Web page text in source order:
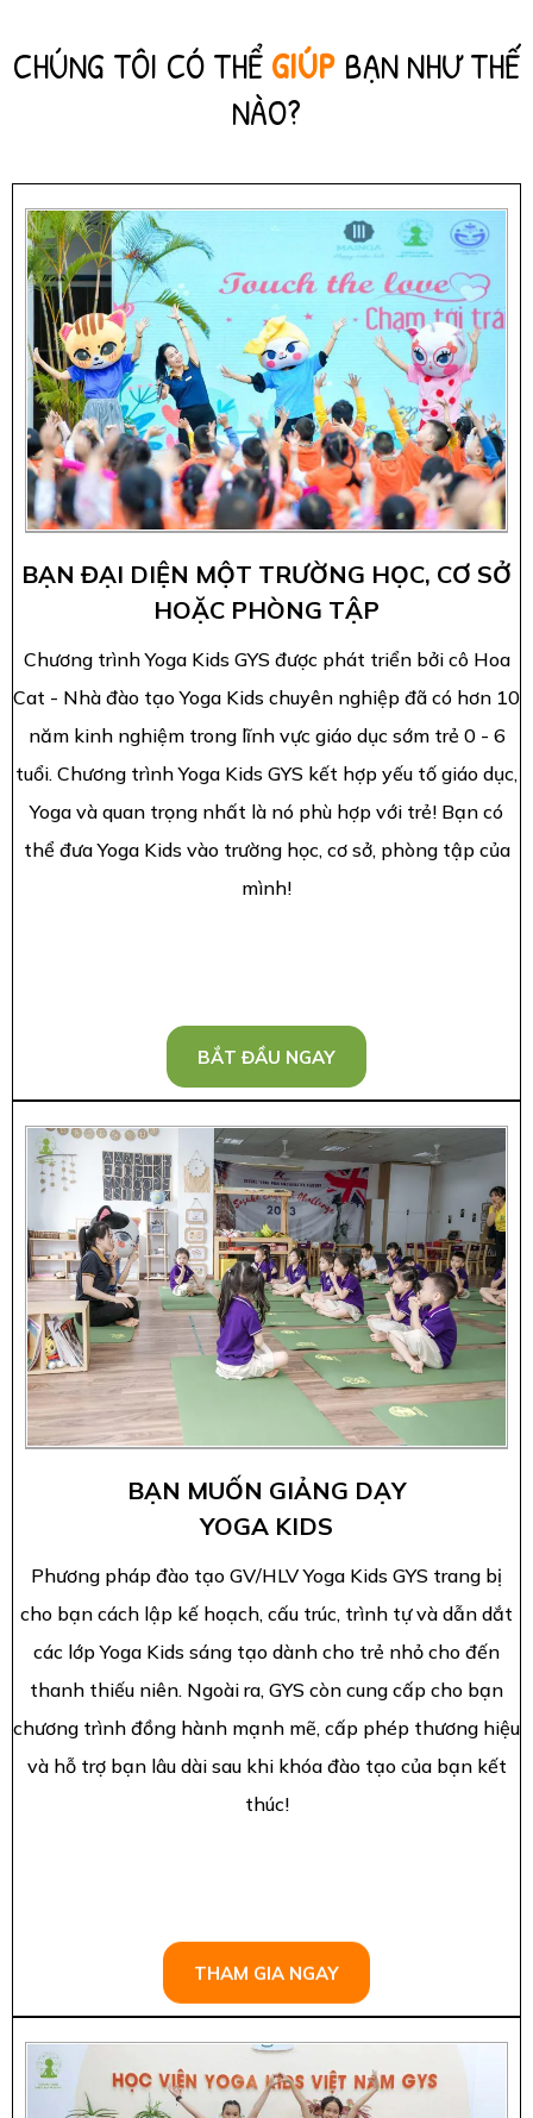
CHÚNG TÔI CÓ THỂ GIÚP BẠN NHƯ THẾ
NÀO?
BẠN ĐẠI DIỆN MỘT TRƯỜNG HỌC, CƠ SỞ
HOẶC PHÒNG TẬP
Chương trình Yoga Kids GYS được phát triển bởi cô Hoa
Cat - Nhà đào tạo Yoga Kids chuyên nghiệp đã có hơn 10
năm kinh nghiệm trong lĩnh vực giáo dục sớm trẻ 0 - 6
tuổi. Chương trình Yoga Kids GYS kết hợp yếu tố giáo dục,
Yoga và quan trọng nhất là nó phù hợp với trẻ! Bạn có
thể đưa Yoga Kids vào trường học, cơ sở, phòng tập của
mình!
BẮT ĐẦU NGAY
BẠN MUỐN GIẢNG DẠY
YOGA KIDS
Phương pháp đào tạo GV/HLV Yoga Kids GYS trang bị
cho bạn cách lập kế hoạch, cấu trúc, trình tự và dẫn dắt
các lớp Yoga Kids sáng tạo dành cho trẻ nhỏ cho đến
thanh thiếu niên. Ngoài ra, GYS còn cung cấp cho bạn
chương trình đồng hành mạnh mẽ, cấp phép thương hiệu
và hỗ trợ bạn lâu dài sau khi khóa đào tạo của bạn kết
thúc!
THAM GIA NGAY